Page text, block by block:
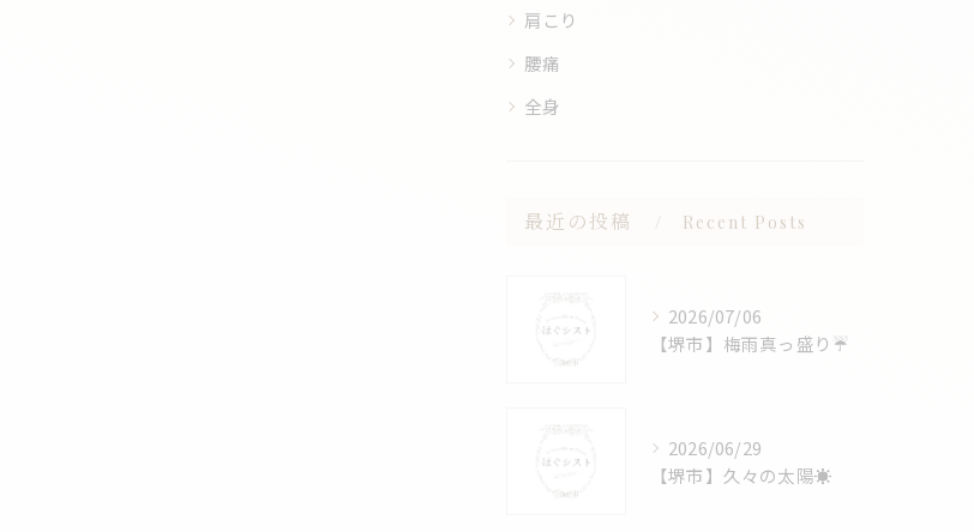
肩こり
腰痛
全身
最近の投稿 Recent Posts
2026/07/06
【堺市】梅雨真っ盛り☔️
2026/06/29
【堺市】久々の太陽☀️